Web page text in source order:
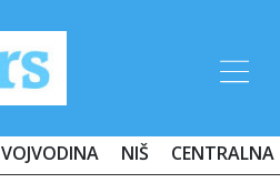
VOJVODINA NIŠ CENTRALNA